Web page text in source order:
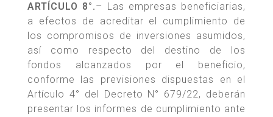
ARTÍCULO 8°.– Las empresas beneficiarias,
a efectos de acreditar el cumplimiento de
los compromisos de inversiones asumidos,
así como respecto del destino de los
fondos alcanzados por el beneficio,
conforme las previsiones dispuestas en el
Artículo 4° del Decreto N° 679/22, deberán
presentar los informes de cumplimiento ante